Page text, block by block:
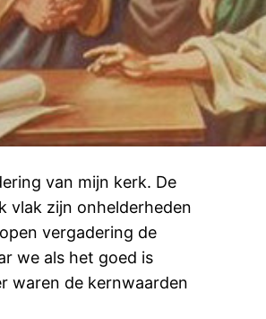
van mijn kerk. De
vlak zijn onhelderheden
vergadering de
we als het goed is
waren de kernwaarden